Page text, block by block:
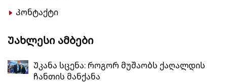
Კონტაქტი
Უახლესი Ამბები
Უკანა სცენა: როგორ მუშაობს ქაღალდის
ჩანთის მანქანა